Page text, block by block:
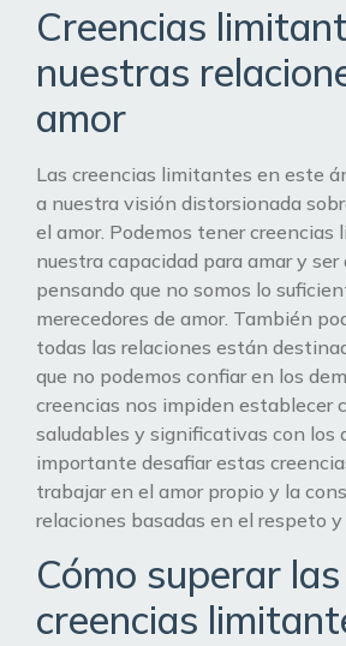
Creencias
nuestras
amor
Las creencias limitantes en este
a nuestra visión distorsionada
el amor. Podemos tener creencias
nuestra capacidad para amar y ser
pensando que no somos lo
merecedores de amor. También
todas las relaciones están
que no podemos confiar en los
creencias nos impiden establecer
saludables y significativas con los
importante desafiar estas
trabajar en el amor propio y la
relaciones basadas en el respeto y
Cómo superar las
creencias